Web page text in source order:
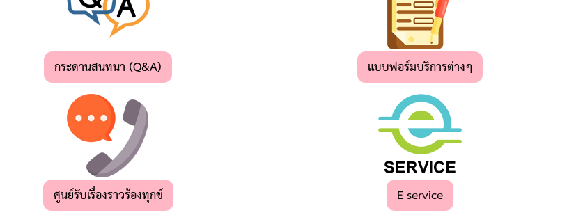
กระดานสนทนา (Q&A) แบบฟอร์มบริการต่างๆ
ศูนย์รับเรื่องราวร้องทุกข์ E-service